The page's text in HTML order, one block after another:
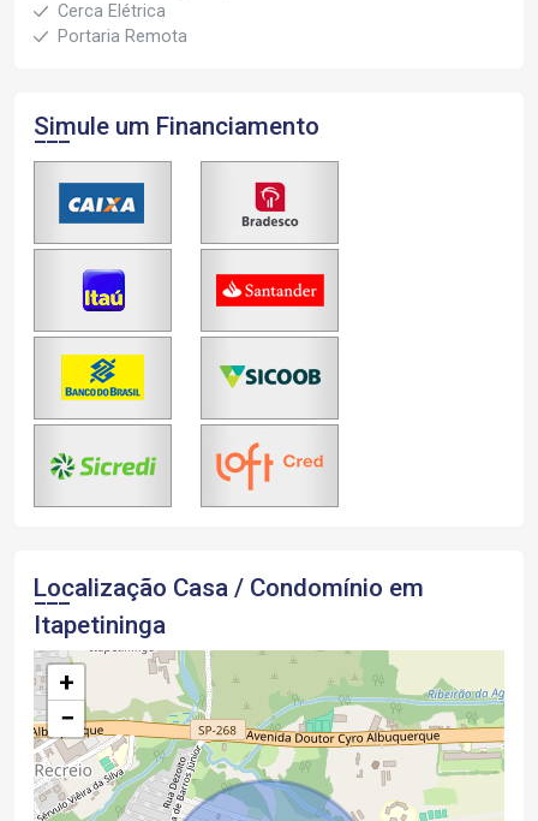
Cerca Elétrica
Portaria Remota
Simule um Financiamento
Localização Casa / Condomínio em
Itapetininga
+
−